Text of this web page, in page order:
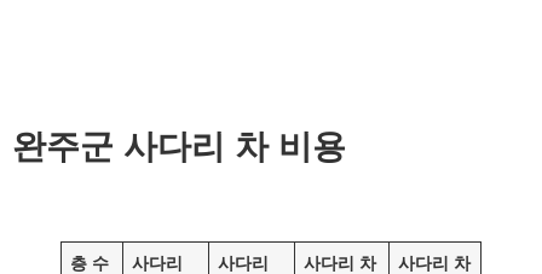
완주군 사다리 차 비용
층 수
사다리
사다리
사다리 차
사다리 차